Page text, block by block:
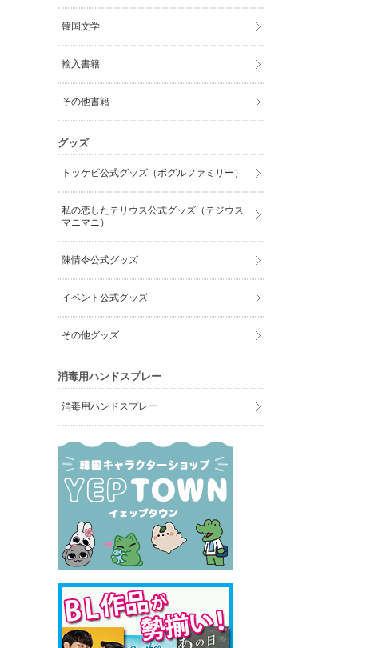
韓国文学
輸入書籍
その他書籍
グッズ
トッケビ公式グッズ（ボグルファミリー）
私の恋したテリウス公式グッズ（テジウス
マニマニ）
陳情令公式グッズ
イベント公式グッズ
その他グッズ
消毒用ハンドスプレー
消毒用ハンドスプレー